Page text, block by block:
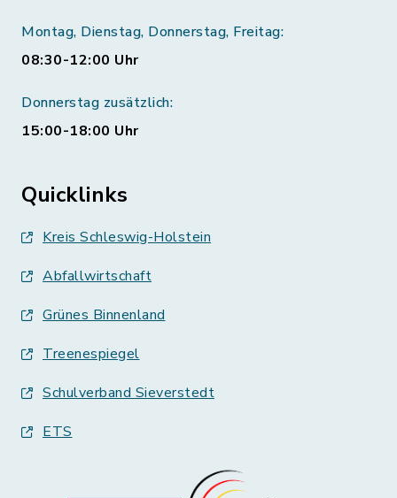
Montag, Dienstag, Donnerstag, Freitag:
08:30-12:00 Uhr
Donnerstag zusätzlich:
15:00-18:00 Uhr
Quicklinks
Kreis Schleswig-Holstein
Abfallwirtschaft
Grünes Binnenland
Treenespiegel
Schulverband Sieverstedt
ETS